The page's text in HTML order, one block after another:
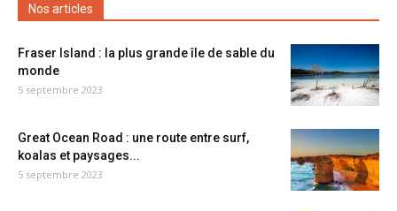
Nos articles
Fraser Island : la plus grande île de sable du
monde
5 septembre 2023
Great Ocean Road : une route entre surf,
koalas et paysages...
5 septembre 2023